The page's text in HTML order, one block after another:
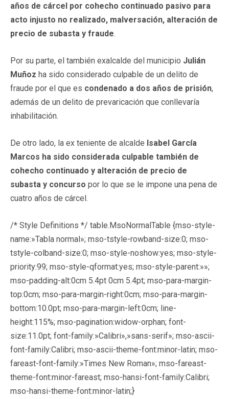
años de cárcel por cohecho continuado pasivo para
acto injusto no realizado, malversación, alteración de
precio de subasta y fraude.
Por su parte, el también exalcalde del municipio Julián
Muñoz ha sido considerado culpable de un delito de
fraude por el que es condenado a dos años de prisión,
además de un delito de prevaricación que conllevaría
inhabilitación.
De otro lado, la ex teniente de alcalde Isabel García
Marcos ha sido considerada culpable también de
cohecho continuado y alteración de precio de
subasta y concurso por lo que se le impone una pena de
cuatro años de cárcel.
/* Style Definitions */ table.MsoNormalTable {mso-style-
name:»Tabla normal»; mso-tstyle-rowband-size:0; mso-
tstyle-colband-size:0; mso-style-noshow:yes; mso-style-
priority:99; mso-style-qformat:yes; mso-style-parent:»»;
mso-padding-alt:0cm 5.4pt 0cm 5.4pt; mso-para-margin-
top:0cm; mso-para-margin-right:0cm; mso-para-margin-
bottom:10.0pt; mso-para-margin-left:0cm; line-
height:115%; mso-pagination:widow-orphan; font-
size:11.0pt; font-family:»Calibri»,»sans-serif»; mso-ascii-
font-family:Calibri; mso-ascii-theme-font:minor-latin; mso-
fareast-font-family:»Times New Roman»; mso-fareast-
theme-font:minor-fareast; mso-hansi-font-family:Calibri;
mso-hansi-theme-font:minor-latin;}